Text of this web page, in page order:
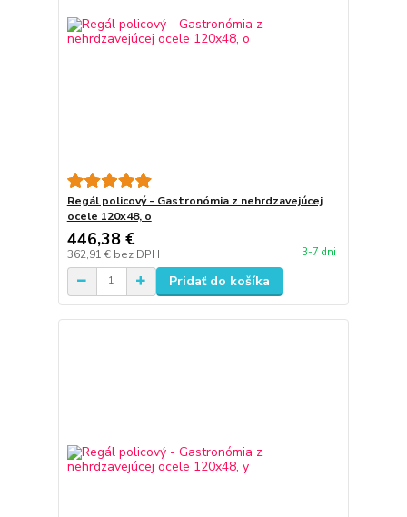
Regál policový - Gastronómia z nehrdzavejúcej
ocele 120x48, o
446,38 €
362,91 € bez DPH 3-7 dni
Pridať do košíka